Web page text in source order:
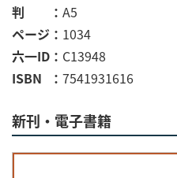
判
A5
ページ
1034
六一ID
C13948
ISBN
7541931616
新刊・電子書籍